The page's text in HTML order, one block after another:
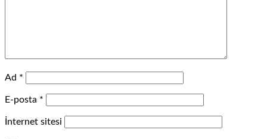
Ad *
E-posta *
İnternet sitesi